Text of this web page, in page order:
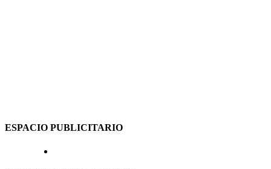
ESPACIO PUBLICITARIO